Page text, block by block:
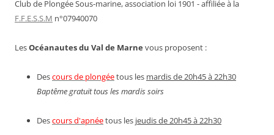
Club de Plongée Sous-marine, association loi 1901 - affiliée à la
F.F.E.S.S.M n°07940070
LesOcéanautes du Val de Marne vous proposent :
Descours de plongéetous les mardis de 20h45 à 22h30
Baptême gratuit tous les mardis soirs
Descours d'apnéetous les jeudis de 20h45 à 22h30